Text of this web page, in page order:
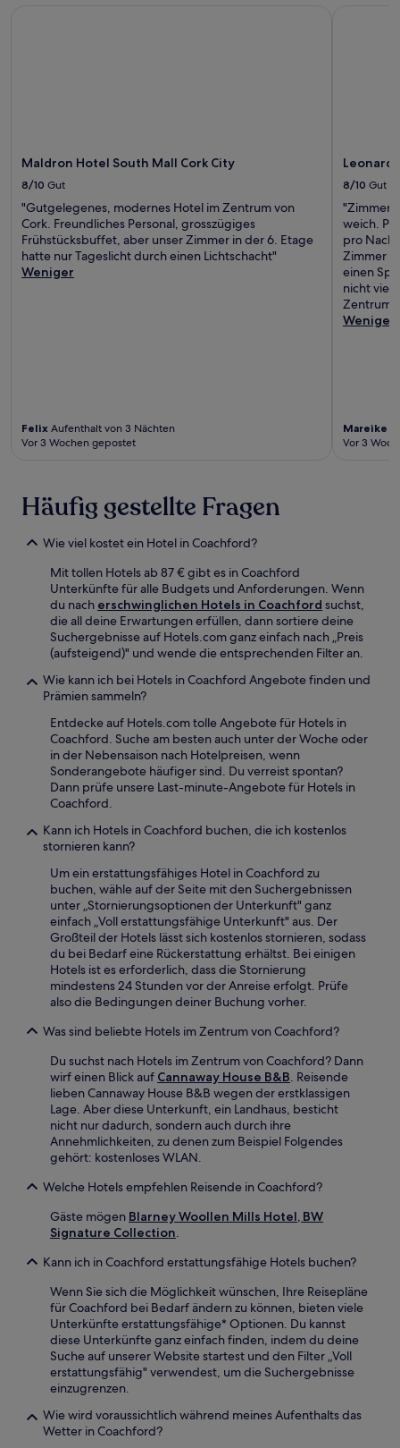
Maldron Hotel South Mall Cork City
8/10 Gut
"Gutgelegenes, modernes Hotel im Zentrum von
Cork. Freundliches Personal, grosszügiges
Frühstücksbuffet, aber unser Zimmer in der 6. Etage
hatte nur Tageslicht durch einen Lichtschacht"
Weniger
Felix Aufenthalt von 3 Nächten
Vor 3 Wochen gepostet
8/10 Gut
"Zimmer
weich.
pro
Zimmer
einen
nicht viel
Zentrum."
Weniger
Mareike
Vor 3
Häufig gestellte Fragen
Wie viel kostet ein Hotel in Coachford?
Mit tollen Hotels ab 87 € gibt es in Coachford
Unterkünfte für alle Budgets und Anforderungen. Wenn
du nach erschwinglichen Hotels in Coachford suchst,
die all deine Erwartungen erfüllen, dann sortiere deine
Suchergebnisse auf Hotels.com ganz einfach nach „Preis
(aufsteigend)" und wende die entsprechenden Filter an.
Wie kann ich bei Hotels in Coachford Angebote finden und
Prämien sammeln?
Entdecke auf Hotels.com tolle Angebote für Hotels in
Coachford. Suche am besten auch unter der Woche oder
in der Nebensaison nach Hotelpreisen, wenn
Sonderangebote häufiger sind. Du verreist spontan?
Dann prüfe unsere Last-minute-Angebote für Hotels in
Coachford.
Kann ich Hotels in Coachford buchen, die ich kostenlos
stornieren kann?
Um ein erstattungsfähiges Hotel in Coachford zu
buchen, wähle auf der Seite mit den Suchergebnissen
unter „Stornierungsoptionen der Unterkunft" ganz
einfach „Voll erstattungsfähige Unterkunft" aus. Der
Großteil der Hotels lässt sich kostenlos stornieren, sodass
du bei Bedarf eine Rückerstattung erhältst. Bei einigen
Hotels ist es erforderlich, dass die Stornierung
mindestens 24 Stunden vor der Anreise erfolgt. Prüfe
also die Bedingungen deiner Buchung vorher.
Was sind beliebte Hotels im Zentrum von Coachford?
Du suchst nach Hotels im Zentrum von Coachford? Dann
wirf einen Blick auf Cannaway House B&B. Reisende
lieben Cannaway House B&B wegen der erstklassigen
Lage. Aber diese Unterkunft, ein Landhaus, besticht
nicht nur dadurch, sondern auch durch ihre
Annehmlichkeiten, zu denen zum Beispiel Folgendes
gehört: kostenloses WLAN.
Welche Hotels empfehlen Reisende in Coachford?
Gäste mögen Blarney Woollen Mills Hotel, BW
Signature Collection.
Kann ich in Coachford erstattungsfähige Hotels buchen?
Wenn Sie sich die Möglichkeit wünschen, Ihre Reisepläne
für Coachford bei Bedarf ändern zu können, bieten viele
Unterkünfte erstattungsfähige* Optionen. Du kannst
diese Unterkünfte ganz einfach finden, indem du deine
Suche auf unserer Website startest und den Filter „Voll
erstattungsfähig" verwendest, um die Suchergebnisse
einzugrenzen.
Wie wird voraussichtlich während meines Aufenthalts das
Wetter in Coachford?